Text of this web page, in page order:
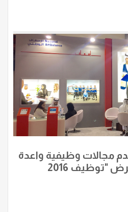
مجالات وظيفية واعدة
"توظيف 2016